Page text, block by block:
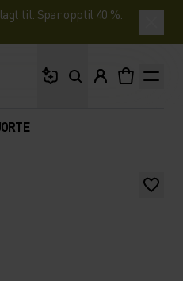
til. Spar opptil 40 %.